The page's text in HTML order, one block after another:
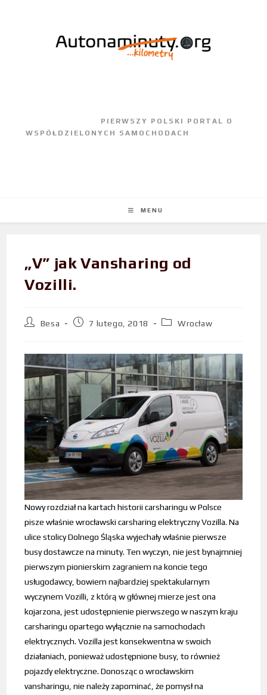
MENU
„V” jak Vansharing od
Vozilli.
Besa 7 lutego, 2018 Wrocław
Nowy rozdział na kartach historii carsharingu w Polsce
pisze właśnie wrocławski carsharing elektryczny Vozilla. Na
ulice stolicy Dolnego Śląska wyjechały właśnie pierwsze
busy dostawcze na minuty. Ten wyczyn, nie jest bynajmniej
pierwszym pionierskim zagraniem na koncie tego
usługodawcy, bowiem najbardziej spektakularnym
wyczynem Vozilli, z którą w głównej mierze jest ona
kojarzona, jest udostępnienie pierwszego w naszym kraju
carsharingu opartego wyłącznie na samochodach
elektrycznych. Vozilla jest konsekwentna w swoich
działaniach, ponieważ udostępnione busy, to również
pojazdy elektryczne. Donosząc o wrocławskim
vansharingu, nie należy zapominać, że pomysł na